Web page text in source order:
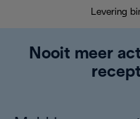
Levering
Nooit meer